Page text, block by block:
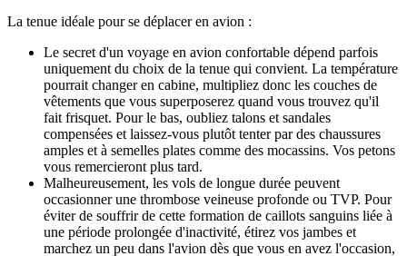
La tenue idéale pour se déplacer en avion :
Le secret d'un voyage en avion confortable dépend parfois
uniquement du choix de la tenue qui convient. La température
pourrait changer en cabine, multipliez donc les couches de
vêtements que vous superposerez quand vous trouvez qu'il
fait frisquet. Pour le bas, oubliez talons et sandales
compensées et laissez-vous plutôt tenter par des chaussures
amples et à semelles plates comme des mocassins. Vos petons
vous remercieront plus tard.
Malheureusement, les vols de longue durée peuvent
occasionner une thrombose veineuse profonde ou TVP. Pour
éviter de souffrir de cette formation de caillots sanguins liée à
une période prolongée d'inactivité, étirez vos jambes et
marchez un peu dans l'avion dès que vous en avez l'occasion,